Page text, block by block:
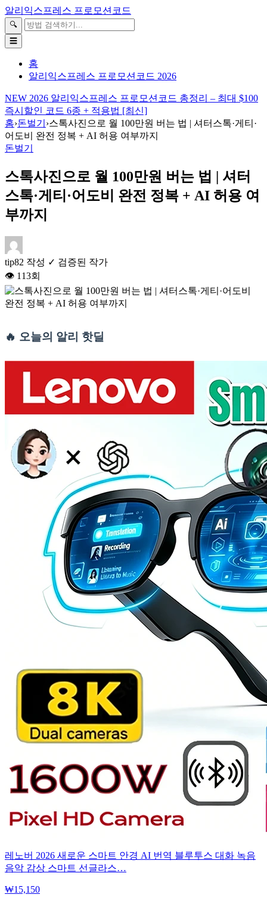
본
문
바
로
알리익스프레스 프로모션코드
검
색
🔍
☰
홈
알리익스프레스 프로모션코드 2026
NEW 2026 알리익스프레스 프로모션코드 총정리 – 최대 $100
즉시할인 코드 6종 + 적용법 [최신]
홈›돈벌기 ›스톡사진으로 월 100만원 버는 법 | 셔터스톡·게티·
어도비 완전 정복 + AI 허용 여부까지
돈벌기
스톡사진으로 월 100만원 버는 법 | 셔터
스톡·게티·어도비 완전 정복 + AI 허용 여
부까지
tip82 작성 ✓ 검증된 작가
👁 113회
🔥 오늘의 알리 핫딜
레노버 2026 새로운 스마트 안경 AI 번역 블루투스 대화 녹음
음악 감상 스마트 선글라스…
₩15,150